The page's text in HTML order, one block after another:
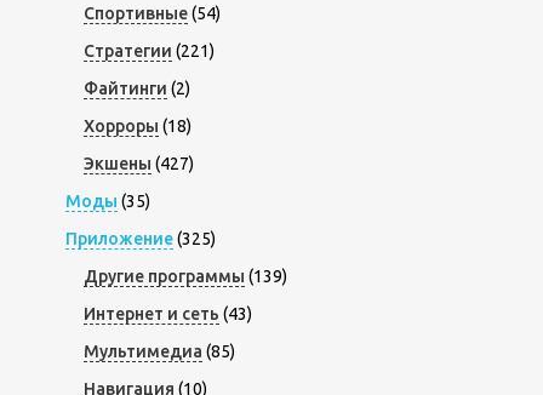
Спортивные(54)
Стратегии (221)
Файтинги (2)
Хорроры (18)
Экшены (427)
Моды (35)
Приложение(325)
Другие программы (139)
Интернет и сеть (43)
Мультимедиа (85)
Навигация (10)